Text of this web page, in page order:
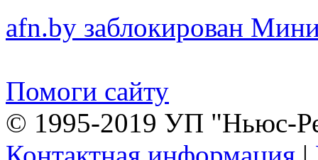
afn.by заблокирован
Помоги сайту
© 1995-2019 УП "Ньюс-